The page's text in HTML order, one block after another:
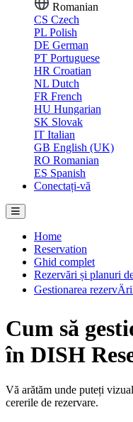
Romanian
CS Czech
PL Polish
DE German
PT Portuguese
HR Croatian
NL Dutch
FR French
HU Hungarian
SK Slovak
IT Italian
GB English (UK)
RO Romanian
ES Spanish
Conectați-vă
Home
Reservation
Ghid complet
Rezervări și planuri
Gestionarea
Cum să
în DISH
Vă arătăm unde puteți
cererile de rezervare.